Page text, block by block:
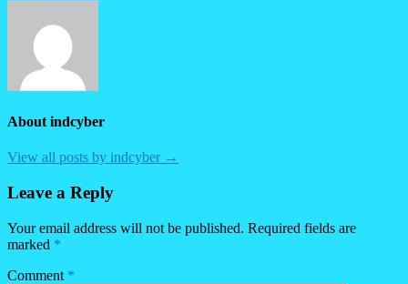
About indcyber
View all posts by indcyber →
Leave a Reply
Your email address will not be published. Required fields are
marked *
Comment *